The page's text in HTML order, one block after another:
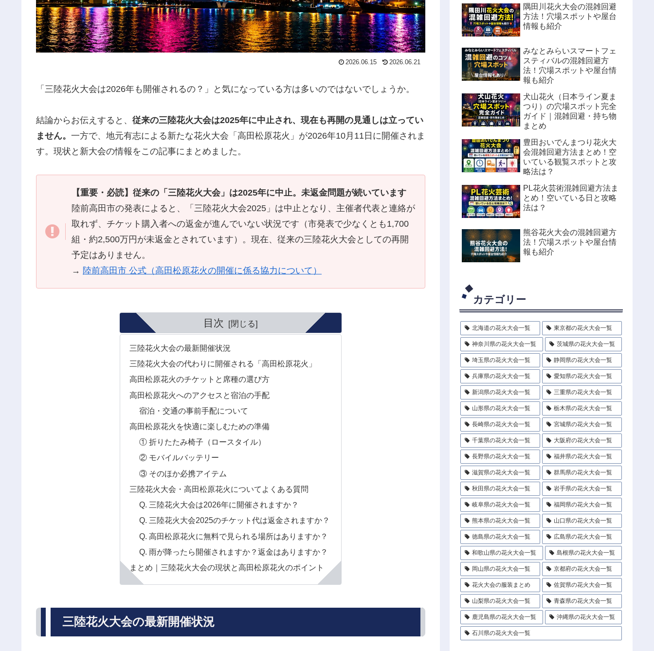
2026.06.15 2026.06.21
「三陸花火大会は2026年も開催されるの？」と気になっている方は多いのではないでしょうか。
結論からお伝えすると、 従来の三陸花火大会は2025年に中止され、現在も再開の見通しは立ってい
ません。 一方で、地元有志による新たな花火大会「高田松原花火」が2026年10月11日に開催されま
す。現状と新大会の情報をこの記事にまとめました。
【重要・必読】従来の「三陸花火大会」は2025年に中止。未返金問題が続いています
陸前高田市の発表によると、「三陸花火大会2025」は中止となり、主催者代表と連絡が
取れず、チケット購入者への返金が進んでいない状況です（市発表で少なくとも1,700
組・約2,500万円が未返金とされています）。現在、従来の三陸花火大会としての再開
予定はありません。
→ 陸前高田市 公式（高田松原花火の開催に係る協力について）
目次
三陸花火大会の最新開催状況
三陸花火大会の代わりに開催される「高田松原花火」
高田松原花火のチケットと席種の選び方
高田松原花火へのアクセスと宿泊の手配
宿泊・交通の事前手配について
高田松原花火を快適に楽しむための準備
① 折りたたみ椅子（ロースタイル）
② モバイルバッテリー
③ そのほか必携アイテム
三陸花火大会・高田松原花火についてよくある質問
Q. 三陸花火大会は2026年に開催されますか？
Q. 三陸花火大会2025のチケット代は返金されますか？
Q. 高田松原花火に無料で見られる場所はありますか？
Q. 雨が降ったら開催されますか？返金はありますか？
まとめ｜三陸花火大会の現状と高田松原花火のポイント
三陸花火大会の最新開催状況
隅田川花火大会の混雑回避
方法！穴場スポットや屋台
情報も紹介
みなとみらいスマートフェ
スティバルの混雑回避方
法！穴場スポットや屋台情
報も紹介
犬山花火（日本ライン夏ま
つり）の穴場スポット完全
ガイド｜混雑回避・持ち物
まとめ
豊田おいでんまつり花火大
会混雑回避方法まとめ！空
いている観覧スポットと攻
略法は？
PL花火芸術混雑回避方法ま
とめ！空いている日と攻略
法は？
熊谷花火大会の混雑回避方
法！穴場スポットや屋台情
報も紹介
カテゴリー
北海道の花火大会一覧 東京都の花火大会一覧
神奈川県の花火大会一覧 茨城県の花火大会一覧
埼玉県の花火大会一覧 静岡県の花火大会一覧
兵庫県の花火大会一覧 愛知県の花火大会一覧
新潟県の花火大会一覧 三重県の花火大会一覧
山形県の花火大会一覧 栃木県の花火大会一覧
長崎県の花火大会一覧 宮城県の花火大会一覧
千葉県の花火大会一覧 大阪府の花火大会一覧
長野県の花火大会一覧 福井県の花火大会一覧
滋賀県の花火大会一覧 群馬県の花火大会一覧
秋田県の花火大会一覧 岩手県の花火大会一覧
岐阜県の花火大会一覧 福岡県の花火大会一覧
熊本県の花火大会一覧 山口県の花火大会一覧
徳島県の花火大会一覧 広島県の花火大会一覧
和歌山県の花火大会一覧 島根県の花火大会一覧
岡山県の花火大会一覧 京都府の花火大会一覧
花火大会の服装まとめ 佐賀県の花火大会一覧
山梨県の花火大会一覧 青森県の花火大会一覧
鹿児島県の花火大会一覧 沖縄県の花火大会一覧
石川県の花火大会一覧